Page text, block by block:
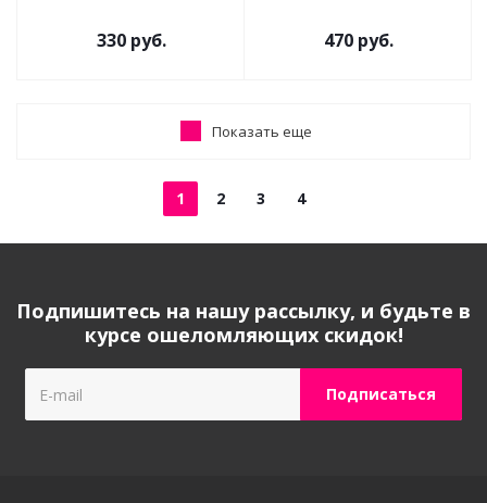
330 руб. 470 руб.
Показать еще
1 2 3 4
Подпишитесь на нашу рассылку, и будьте в
курсе ошеломляющих скидок!